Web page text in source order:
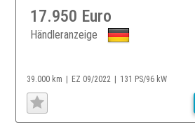
17.950 Euro
Händleranzeige
39.000 km EZ 09/2022 131 PS/96 kW